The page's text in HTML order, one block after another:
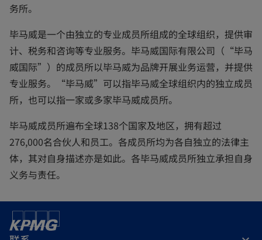
务所。
毕马威是一个由独立的专业成员所组成的全球组织，提供审
计、税务和咨询等专业服务。毕马威国际有限公司（“毕马
威国际”）的成员所以毕马威为品牌开展业务运营，并提供
专业服务。“毕马威”可以指毕马威全球组织内的独立成员
所，也可以指一家或多家毕马威成员所。
毕马威成员所遍布全球138个国家及地区，拥有超过
276,000名合伙人和员工。各成员所均为各自独立的法律主
体，其对自身描述亦是如此。各毕马威成员所独立承担自身
义务与责任。